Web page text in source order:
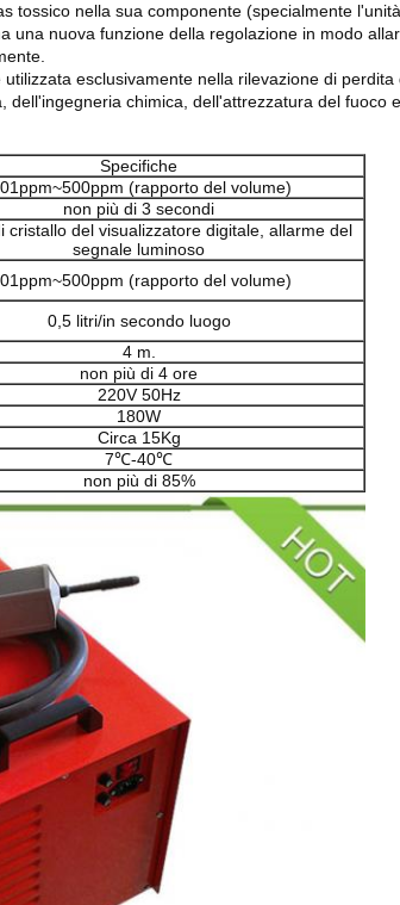
tossico nella sua componente (specialmente
una nuova funzione della regolazione in modo
esclusivamente nella rilevazione di
chimica, dell'attrezzatura del
Specifiche
(rapporto del volume)
non più di 3 secondi
cristallo del visualizzatore digitale, allarme del
segnale luminoso
(rapporto del volume)
0,5 litri/in secondo luogo
4 m.
non più di 4 ore
220V 50Hz
180W
Circa 15Kg
7℃-40℃
non più di 85%